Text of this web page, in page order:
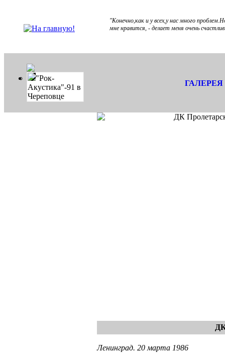
"Конечно,как и у всех,у нас много
мне нравится, - делает меня очень
"Рок-
Акустика"-91 в
Череповце
ГАЛЕРЕЯ
Ленинград. 20 марта 1986